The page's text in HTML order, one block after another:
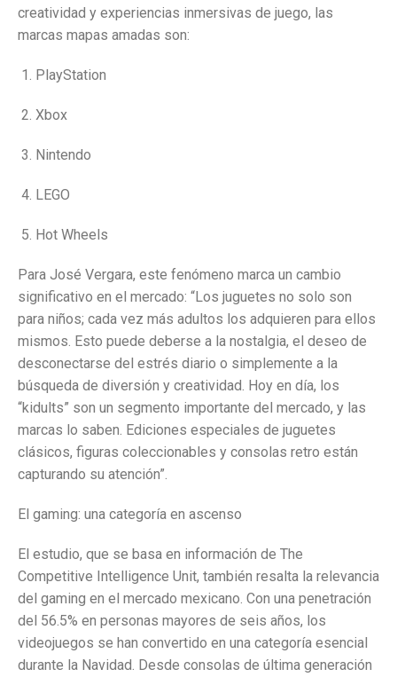
creatividad y experiencias inmersivas de juego, las
marcas mapas amadas son:
PlayStation
Xbox
Nintendo
LEGO
Hot Wheels
Para José Vergara, este fenómeno marca un cambio
significativo en el mercado: “Los juguetes no solo son
para niños; cada vez más adultos los adquieren para ellos
mismos. Esto puede deberse a la nostalgia, el deseo de
desconectarse del estrés diario o simplemente a la
búsqueda de diversión y creatividad. Hoy en día, los
“kidults” son un segmento importante del mercado, y las
marcas lo saben. Ediciones especiales de juguetes
clásicos, figuras coleccionables y consolas retro están
capturando su atención”.
El gaming: una categoría en ascenso
El estudio, que se basa en información de The
Competitive Intelligence Unit, también resalta la relevancia
del gaming en el mercado mexicano. Con una penetración
del 56.5% en personas mayores de seis años, los
videojuegos se han convertido en una categoría esencial
durante la Navidad. Desde consolas de última generación